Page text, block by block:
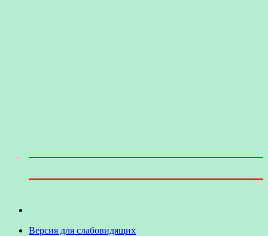
Версия для слабовидящих